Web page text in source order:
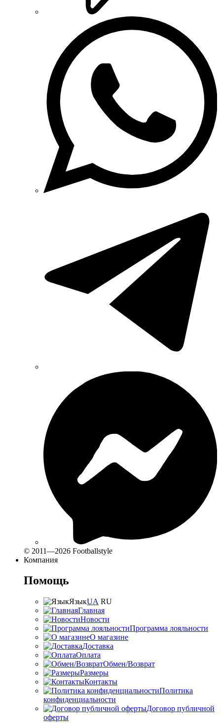
© 2011—2026 Footballstyle
Компания
Помощь
ЯзыкUA RU
Главная
Новости
Программа лояльности
О магазине
Доставка
Оплата
Обмен/Возврат
Размеры
Контакты
Политика
конфиденциальности
Договор публичной
оферты